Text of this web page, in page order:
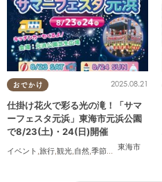
おでかけ
東海市
2025.08.21
仕掛け花火で彩る光の滝！「サマ
ーフェスタ元浜」東海市元浜公園
で8/23(土)・24(日)開催
イベント ,旅行,観光,自然,季節ネタ ,花火